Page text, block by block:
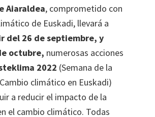
Aiaraldea, comprometido con
de Euskadi, llevará a
del 26 de septiembre, y
octubre, numerosas acciones
2022 (Semana de la
climático en Euskadi)
a reducir el impacto de la
el cambio climático. Todas